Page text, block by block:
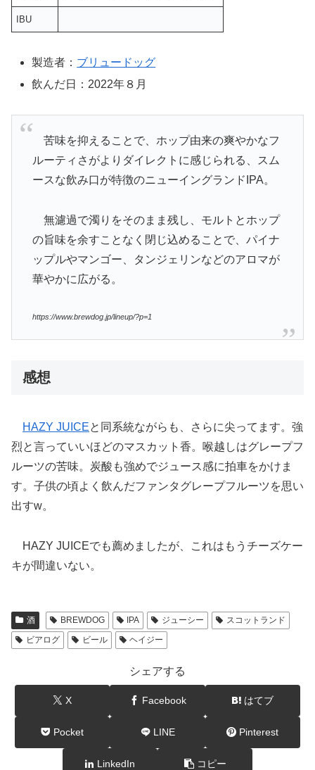
IBU
製造者： ブリュードッグ
飲んだ日：2022年８月
苦味を抑えることで、ホップ由来の爽やかなフ
ルーティさがよりダイレクトに感じられる、スム
ースな飲み口が特徴のニューイングランドIPA。
無濾過で濁りをそのまま残し、モルトとホップ
の旨味を余すことなく閉じ込めることで、パイナ
ップルやマンゴー、タンジェリンなどのアロマが
華やかに広がる。
https://www.brewdog.jp/lineup/?p=1
感想
HAZY JUICEと同系統ながらも、さらに尖ってます。強
烈と言っていいほどのマスカット香。喉越しはグレープフ
ルーツの苦味。炭酸も強めでジュース感に拍車をかけま
す。子供の頃よく飲んだファンタグレープフルーツを思い
出すw。
HAZY JUICEでも薦めましたが、これはもうチーズケー
キが間違いない。
酒 BREWDOG IPA ジューシー
スコットランド
ビアログ
ビール ヘイジー
シェアする
X Facebook はてブ
Pocket LINE Pinterest
LinkedIn コピー